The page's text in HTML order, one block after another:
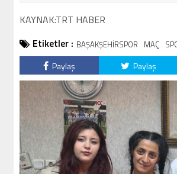
KAYNAK:TRT HABER
Etiketler : BAŞAKŞEHİRSPOR MAÇ
Paylaş Paylaş